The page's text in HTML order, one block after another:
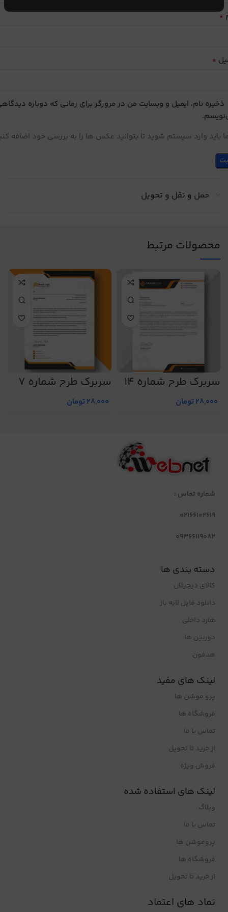
*
*
ذخیره نام، ایمیل و وبسایت من در مرورگر برای زمانی که دوباره
باید وارد سیستم شوید تا بتوانید عکس ها را به بررسی خود اضافه
حمل و نقل و تحویل
محصولات مرتبط
سربرگ طرح شماره 14
28,000تومان
سربرگ طرح شماره 7
28,000تومان
شماره تماس :
02166102619
09366119082
دسته بندی ها
کالای دیجیتال
دانلود فایل لایه باز
هارد داخلی
دوربین ها
هدفون
لینک های مفید
پرو موشن ها
فروشگاه ها
تماس با ما
از خرید تا تحویل
فروش ویژه
لینک های استفاده شده
وبلاگ
تماس با ما
پروموشن ها
فروشگاه ها
از خرید تا تحویل
نماد های اعتماد